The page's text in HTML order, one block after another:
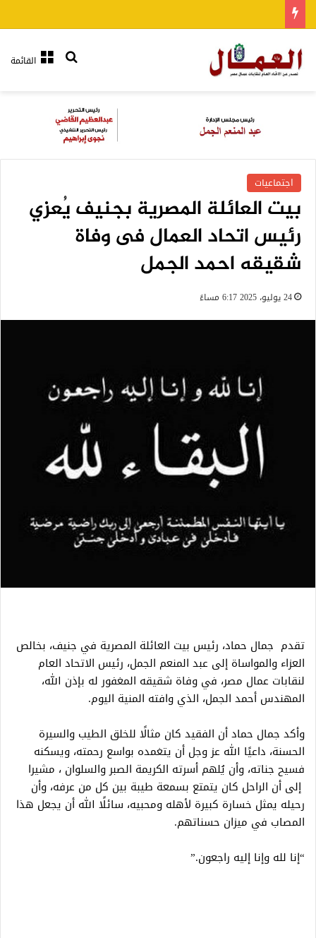
القائمةبحث عن
اجتماعيات
بيت العائلة المصرية بجنيف يُعزي
رئيس اتحاد العمال فى وفاة
شقيقه احمد الجمل
24 يوليو، 2025 6:17 مساءً
تقدم جمال حماد، رئيس بيت العائلة المصرية في جنيف، بخالص
العزاء والمواساة إلى عبد المنعم الجمل، رئيس الاتحاد العام
لنقابات عمال مصر، في وفاة شقيقه المغفور له بإذن الله،
المهندس أحمد الجمل، الذي وافته المنية اليوم.
وأكد جمال حماد أن الفقيد كان مثالًا للخلق الطيب والسيرة
الحسنة، داعيًا الله عز وجل أن يتغمده بواسع رحمته، ويسكنه
فسيح جناته، وأن يُلهم أسرته الكريمة الصبر والسلوان ، مشيرا
إلى أن الراحل كان يتمتع بسمعة طيبة بين كل من عرفه، وأن
رحيله يمثل خسارة كبيرة لأهله ومحبيه، سائلًا الله أن يجعل هذا
المصاب في ميزان حسناتهم.
“إنا لله وإنا إليه راجعون.”